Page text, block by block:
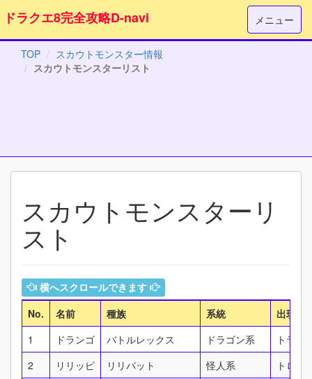
メニュー
ドラクエ8完全攻略D-navi
TOP
スカウトモンスター情報
スカウトモンスターリスト
スカウトモンスターリ
スト
横へスクロールできます
No. 名前 種族 系統
出現地
1
ドランゴ バトルレックス ドラゴン系
トラペ
2
リリッピ リリパット 怪人系
トロデ